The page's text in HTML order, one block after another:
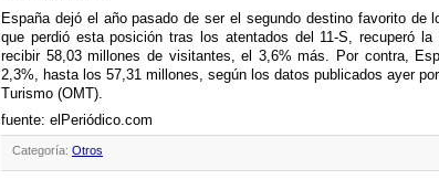
España dejó el año pasado de ser el segundo destino favorito de
que perdió esta posición tras los atentados del 11-S, recuperó
recibir 58,03 millones de visitantes, el 3,6% más. Por contra,
2,3%, hasta los 57,31 millones, según los datos publicados ayer
Turismo (OMT).
fuente: elPeriódico.com
Categoría: Otros